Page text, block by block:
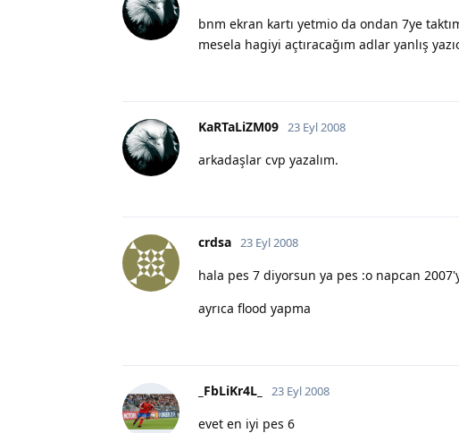
bnm ekran kartı yetmio da ondan 7ye
mesela hagiyi açtıracağım adlar yanlış
KaRTaLiZM09 23 Eyl 2008
arkadaşlar cvp yazalım.
crdsa 23 Eyl 2008
hala pes 7 diyorsun ya pes :o napcan
ayrıca flood yapma
_FbLiKr4L_ 23 Eyl 2008
evet en iyi pes 6